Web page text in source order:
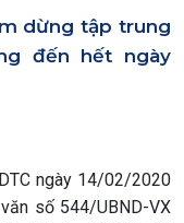
dừng tập trung
đến hết ngày
ngày 14/02/2020
số 544/UBND-VX